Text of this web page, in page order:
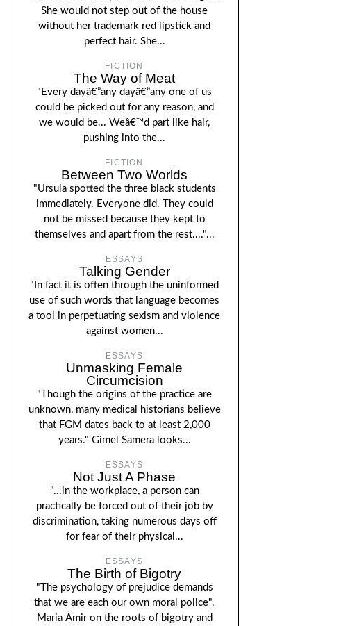
She would not step out of the house
without her trademark red lipstick and
perfect hair. She...
FICTION
The Way of Meat
"Every dayâ€”any dayâ€”any one of us
could be picked out for any reason, and
we would be... Weâ€™d part like hair,
pushing into the...
FICTION
Between Two Worlds
"Ursula spotted the three black students
immediately. Everyone did. They could
not be missed because they kept to
themselves and apart from the rest...."...
ESSAYS
Talking Gender
"In fact it is often through the uninformed
use of such words that language becomes
a tool in perpetuating sexism and violence
against women...
ESSAYS
Unmasking Female
Circumcision
"Though the origins of the practice are
unknown, many medical historians believe
that FGM dates back to at least 2,000
years." Gimel Samera looks...
ESSAYS
Not Just A Phase
"...in the workplace, a person can
practically be forced out of their job by
discrimination, taking numerous days off
for fear of their physical...
ESSAYS
The Birth of Bigotry
"The psychology of prejudice demands
that we are each our own moral police".
Maria Amir on the roots of bigotry and